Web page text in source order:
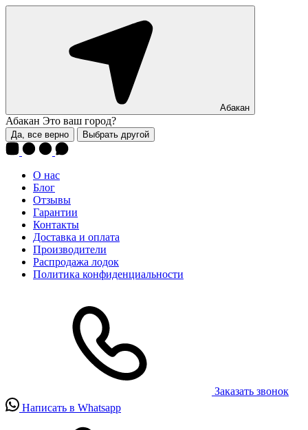
Абакан
Абакан Это ваш город?
Да, все верно Выбрать другой
О нас
Блог
Отзывы
Гарантии
Контакты
Доставка и оплата
Производители
Распродажа лодок
Политика конфиденциальности
Заказать звонок
Написать в Whatsapp